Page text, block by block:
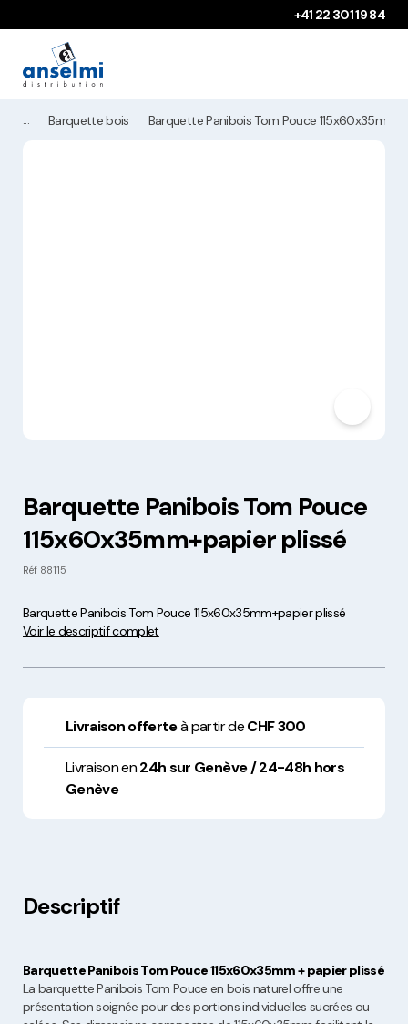
+41 22 301 19 84
Barquette bois Barquette Panibois Tom Pouce
Barquette Panibois Tom Pouce
115x60x35mm+papier plissé
Réf 88115
Barquette Panibois Tom Pouce 115x60x35mm+papier plissé
Voir le descriptif complet
Livraison offerteà partir deCHF 300
Livraison en24h sur Genève / 24-48h hors
Genève
Descriptif
Barquette Panibois Tom Pouce 115x60x35mm + papier plissé
La barquette Panibois Tom Pouce en bois naturel offre une
présentation soignée pour des portions individuelles sucrées ou